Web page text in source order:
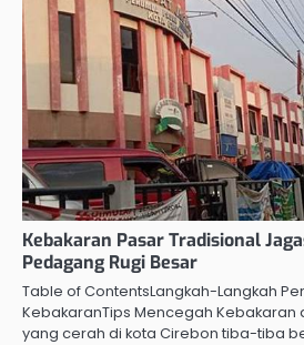
Kebakaran Pasar Tradisional
Pedagang Rugi Besar
Table of ContentsLangkah-Langkah
KebakaranTips Mencegah Kebakaran
yang cerah di kota Cirebon tiba-tiba